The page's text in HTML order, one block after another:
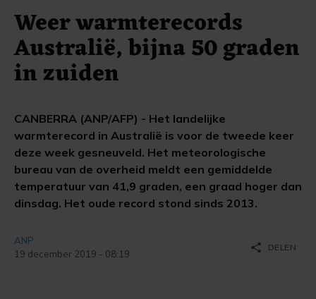
Weer warmterecords
Australië, bijna 50 graden
in zuiden
CANBERRA (ANP/AFP) - Het landelijke
warmterecord in Australië is voor de tweede keer
deze week gesneuveld. Het meteorologische
bureau van de overheid meldt een gemiddelde
temperatuur van 41,9 graden, een graad hoger dan
dinsdag. Het oude record stond sinds 2013.
ANP
19 december 2019 - 08:19
share DELEN